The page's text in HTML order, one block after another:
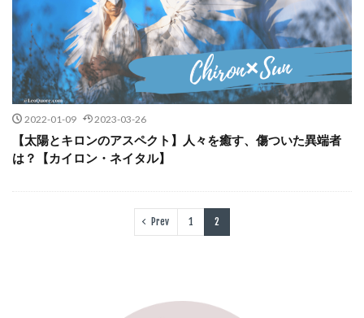
2022-01-09 2023-03-26
【太陽とキロンのアスペクト】人々を癒す、傷ついた異端者
は？【カイロン・ネイタル】
Prev 1 2